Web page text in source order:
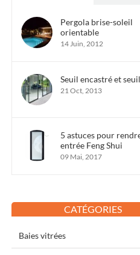
Pergola brise-soleil
orientable
14 Juin, 2012
Seuil encastré et
21 Oct, 2013
5 astuces pour
entrée Feng Shui
09 Mai, 2017
CATÉGORIES
Baies vitrées